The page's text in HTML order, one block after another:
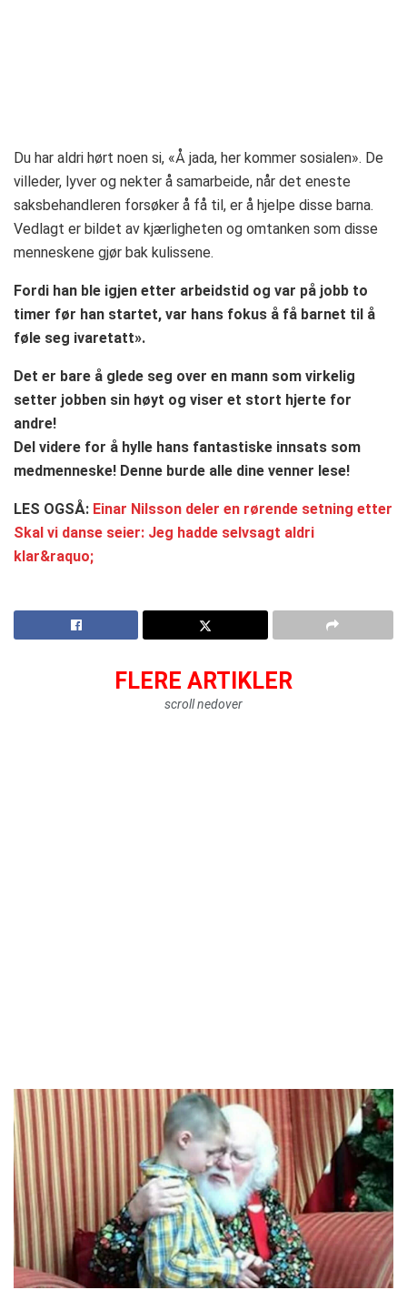
Du har aldri hørt noen si, «Å jada, her kommer sosialen». De
villeder, lyver og nekter å samarbeide, når det eneste
saksbehandleren forsøker å få til, er å hjelpe disse barna.
Vedlagt er bildet av kjærligheten og omtanken som disse
menneskene gjør bak kulissene.
Fordi han ble igjen etter arbeidstid og var på jobb to
timer før han startet, var hans fokus å få barnet til å
føle seg ivaretatt».
Det er bare å glede seg over en mann som virkelig
setter jobben sin høyt og viser et stort hjerte for
andre!
Del videre for å hylle hans fantastiske innsats som
medmenneske! Denne burde alle dine venner lese!
LES OGSÅ: Einar Nilsson deler en rørende setning etter
Skal vi danse seier: Jeg hadde selvsagt aldri
klar&raquo;
FLERE ARTIKLER
scroll nedover